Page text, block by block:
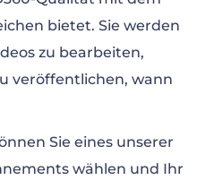
bietet. Sie werden
zu bearbeiten,
veröffentlichen, wann
Sie eines unserer
wählen und Ihr